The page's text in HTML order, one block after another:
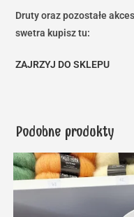
Druty oraz pozostałe
swetra kupisz tu:
ZAJRZYJ DO SKLEPU
Podobne produkty